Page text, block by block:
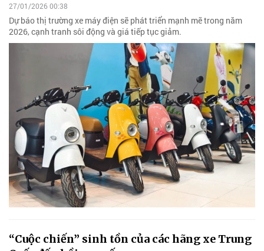
27/01/2026 00:38
Dự báo thị trường xe máy điện sẽ phát triển mạnh mẽ trong năm
2026, cạnh tranh sôi động và giá tiếp tục giảm.
“Cuộc chiến” sinh tồn của các hãng xe Trung